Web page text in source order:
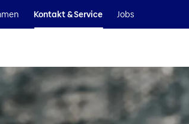
Wir sind Teil der Helvetia Baloise Gruppe
Kontakt & Service Jobs